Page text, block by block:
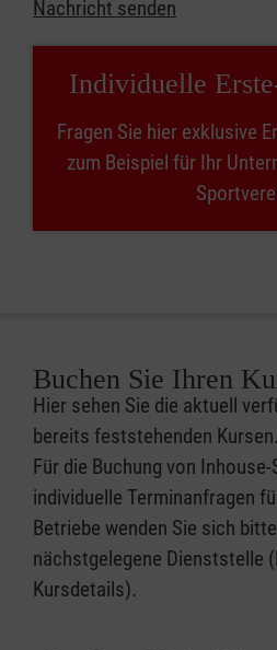
Nachricht senden
Individuelle
Fragen Sie hier exklusive
zum Beispiel für Ihr
Buchen Sie Ihren
Hier sehen Sie die aktuell
bereits feststehenden Kursen.
Für die Buchung von
individuelle Terminanfragen
Betriebe wenden Sie sich
nächstgelegene Dienststelle
Kursdetails).